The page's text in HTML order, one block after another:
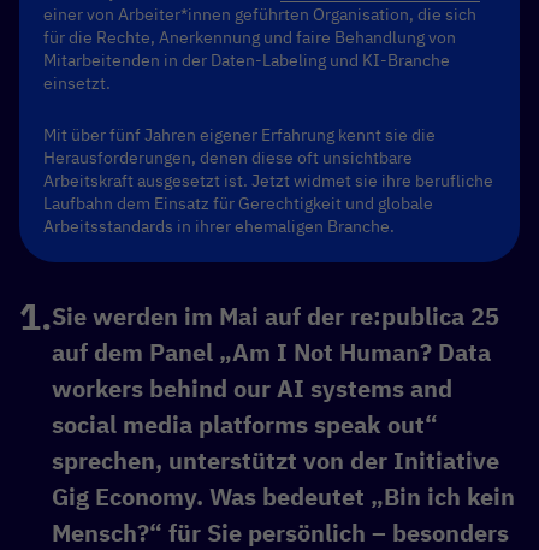
einer von Arbeiter*innen geführten Organisation, die sich
für die Rechte, Anerkennung und faire Behandlung von
Mitarbeitenden in der Daten-Labeling und KI-Branche
einsetzt.
Mit über fünf Jahren eigener Erfahrung kennt sie die
Herausforderungen, denen diese oft unsichtbare
Arbeitskraft ausgesetzt ist. Jetzt widmet sie ihre berufliche
Laufbahn dem Einsatz für Gerechtigkeit und globale
Arbeitsstandards in ihrer ehemaligen Branche.
Sie werden im Mai auf der re:publica 25
auf dem Panel „Am I Not Human? Data
workers behind our AI systems and
social media platforms speak out“
sprechen, unterstützt von der Initiative
Gig Economy. Was bedeutet „Bin ich kein
Mensch?“ für Sie persönlich – besonders